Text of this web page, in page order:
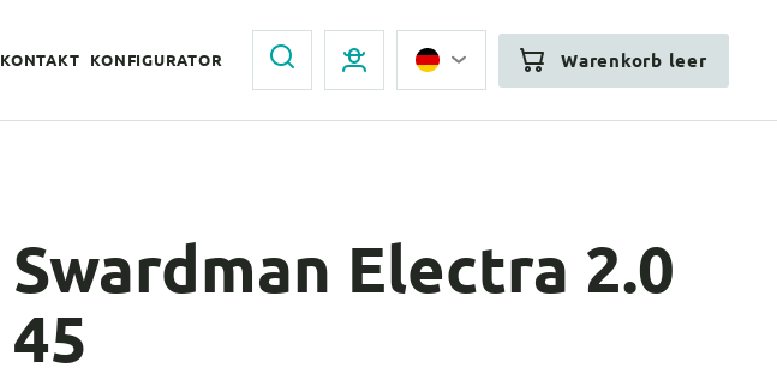
KONTAKT KONFIGURATOR Warenkorb leer
Swardman Electra 2.0
45